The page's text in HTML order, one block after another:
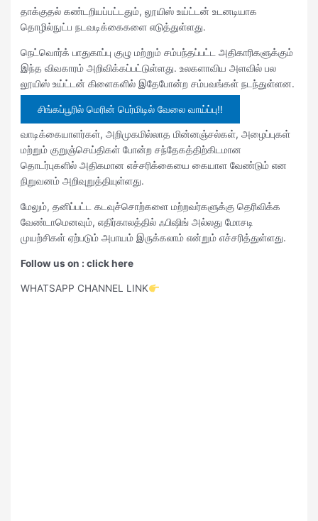
தாக்குதல் கண்டறியப்பட்டதும், லூயிஸ் உய்ட்டன் உடனடியாக
தொழில்நுட்ப நடவடிக்கைகளை எடுத்துள்ளது.
நெட்வொர்க் பாதுகாப்பு குழு மற்றும் சம்பந்தப்பட்ட அதிகாரிகளுக்கும்
இந்த விவகாரம் அறிவிக்கப்பட்டுள்ளது. உலகளாவிய அளவில் பல
லூயிஸ் உய்ட்டன் கிளைகளில் இதேபோன்ற சம்பவங்கள் நடந்துள்ளன.
சிங்கப்பூரில் மெரின் பெர்மிடில் வேலை வாய்ப்பு!!
வாடிக்கையாளர்கள், அறிமுகமில்லாத மின்னஞ்சல்கள், அழைப்புகள்
மற்றும் குறுஞ்செய்திகள் போன்ற சந்தேகத்திற்கிடமான
தொடர்புகளில் அதிகமான எச்சரிக்கையை கையாள வேண்டும் என
நிறுவனம் அறிவுறுத்தியுள்ளது.
மேலும், தனிப்பட்ட கடவுச்சொற்களை மற்றவர்களுக்கு தெரிவிக்க
வேண்டாமெனவும், எதிர்காலத்தில் ஃபிஷிங் அல்லது மோசடி
முயற்சிகள் ஏற்படும் அபாயம் இருக்கலாம் என்றும் எச்சரித்துள்ளது.
Follow us on : click here
WHATSAPP CHANNEL LINK